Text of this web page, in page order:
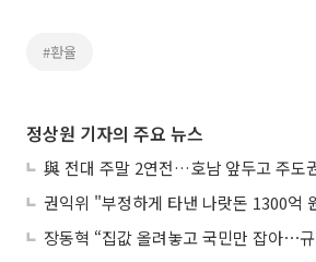
#환율
정상원 기자의 주요 뉴스
與 전대 주말 2연전…호남 앞두고 주도